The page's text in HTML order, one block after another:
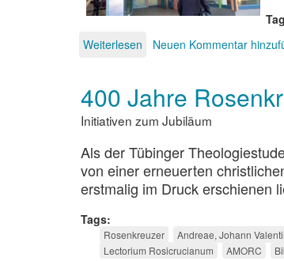
Weiterlesen über
Himmelblau
Neuen Kommentar
400 Jahre
Initiativen zum Jubiläum
Als der Tübinger
von einer erneuerten
erstmalig im Druck erschienen
Tags
Rosenkreuzer Andreae, Johann
Lectorium Rosicrucianum
AMORC